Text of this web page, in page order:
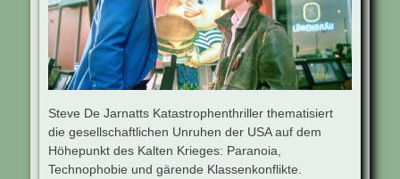
Steve De Jarnatts Katastrophenthriller thematisiert
die gesellschaftlichen Unruhen der USA auf dem
Höhepunkt des Kalten Krieges: Paranoia,
Technophobie und gärende Klassenkonflikte.